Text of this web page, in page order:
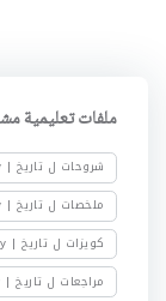
ملفات تعليمية
شروحات ل تاريخ | History
ملخصات ل تاريخ | History
كويزات ل تاريخ | History
مراجعات ل تاريخ | History